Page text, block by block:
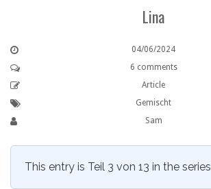
Lina
04/06/2024
6 comments
Article
Gemischt
Sam
This entry is Teil 3 von 13 in the series